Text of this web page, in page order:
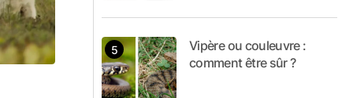
Vipère ou couleuvre :
comment être sûr ?